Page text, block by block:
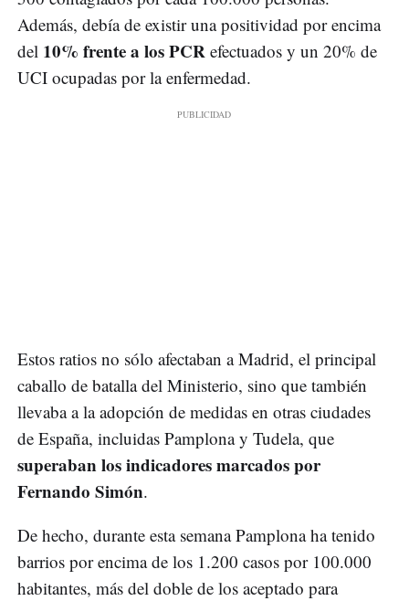
Además, debía de existir una positividad por encima
del 10% frente a los PCR efectuados y un 20% de
UCI ocupadas por la enfermedad.
Estos ratios no sólo afectaban a Madrid, el principal
caballo de batalla del Ministerio, sino que también
llevaba a la adopción de medidas en otras ciudades
de España, incluidas Pamplona y Tudela, que
superaban los indicadores marcados por
Fernando Simón.
De hecho, durante esta semana Pamplona ha tenido
barrios por encima de los 1.200 casos por 100.000
habitantes, más del doble de los aceptado para